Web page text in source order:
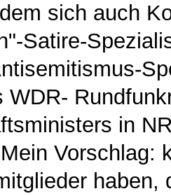
sich auch
Satire-
WDR-
in
Vorschlag: